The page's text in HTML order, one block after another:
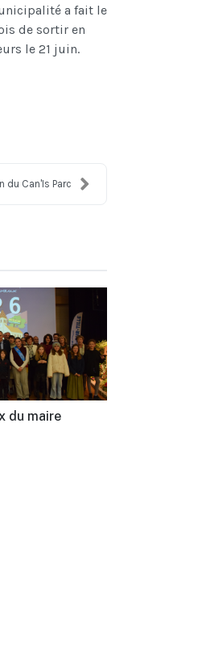
a fait le
de sortir en
le 21 juin.
du Can'Is Parc
du maire